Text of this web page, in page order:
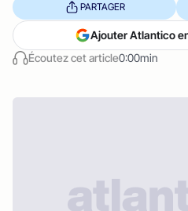
Écoutez cet article0:00min
PARTAGER
Ajouter Atlantico